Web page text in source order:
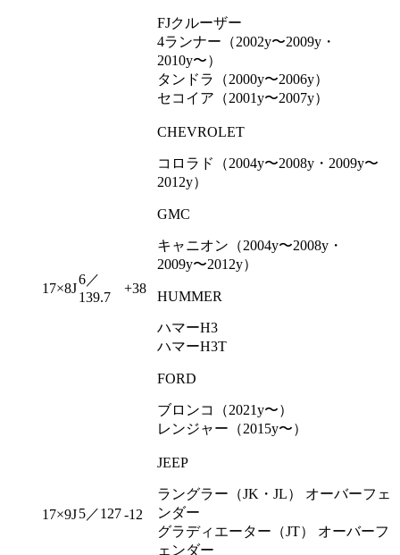
FJクルーザー
4ランナー（2002y〜2009y・
2010y〜）
タンドラ（2000y〜2006y）
セコイア（2001y〜2007y）
17×8J
6／
139.7
+38
CHEVROLET
コロラド（2004y〜2008y・2009y〜
2012y）
GMC
キャニオン（2004y〜2008y・
2009y〜2012y）
HUMMER
ハマーH3
ハマーH3T
FORD
ブロンコ（2021y〜）
レンジャー（2015y〜）
17×9J5／127-12
JEEP
ラングラー（JK・JL） オーバーフェ
ンダー
グラディエーター（JT） オーバーフ
ェンダー